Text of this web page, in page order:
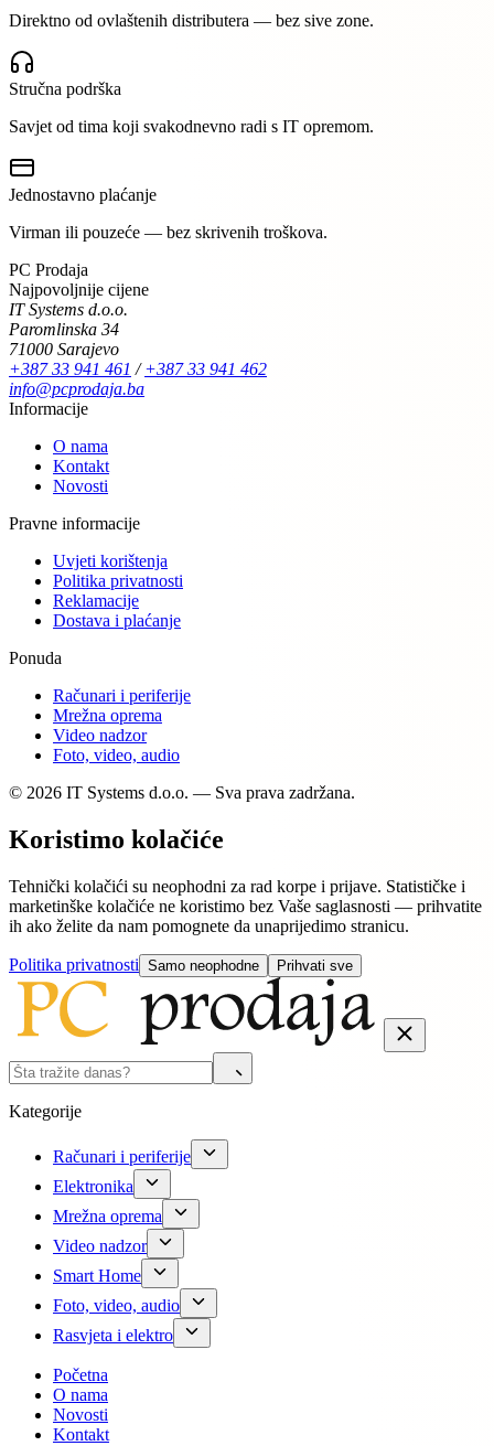
Direktno od ovlaštenih distributera — bez sive zone.
Stručna podrška
Savjet od tima koji svakodnevno radi s IT opremom.
Jednostavno plaćanje
Virman ili pouzeće — bez skrivenih troškova.
PC Prodaja
Najpovoljnije cijene
IT Systems d.o.o.
Paromlinska 34
71000 Sarajevo
+387 33 941 461 /+387 33 941 462
info@pcprodaja.ba
Informacije
O nama
Kontakt
Novosti
Pravne informacije
Uvjeti korištenja
Politika privatnosti
Reklamacije
Dostava i plaćanje
Ponuda
Računari i periferije
Mrežna oprema
Video nadzor
Foto, video, audio
© 2026 IT Systems d.o.o. — Sva prava zadržana.
Koristimo kolačiće
Tehnički kolačići su neophodni za rad korpe i prijave. Statističke i
marketinške kolačiće ne koristimo bez Vaše saglasnosti — prihvatite
ih ako želite da nam pomognete da unaprijedimo stranicu.
Politika privatnosti Samo neophodne Prihvati sve
Kategorije
Računari i periferije
Elektronika
Mrežna oprema
Video nadzor
Smart Home
Foto, video, audio
Rasvjeta i elektro
Početna
O nama
Novosti
Kontakt